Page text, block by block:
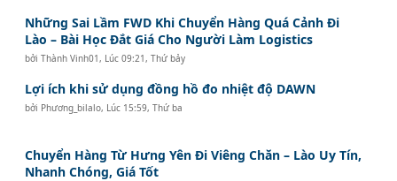
Những Sai Lầm FWD Khi Chuyển Hàng Quá Cảnh Đi
Lào – Bài Học Đắt Giá Cho Người Làm Logistics
bởiThành Vinh01 , Lúc 09:21, Thứ bảy
Lợi ích khi sử dụng đồng hồ đo nhiệt độ DAWN
bởi Phương_bilalo, Lúc 15:59, Thứ ba
Chuyển Hàng Từ Hưng Yên Đi Viêng Chăn – Lào Uy Tín,
Nhanh Chóng, Giá Tốt